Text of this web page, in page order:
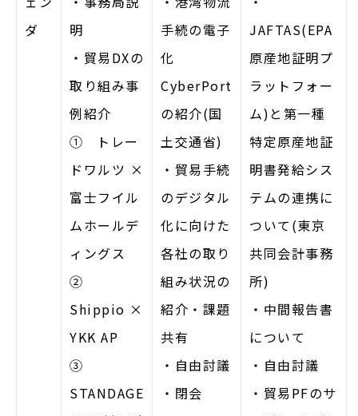
ダ
明
・貿易DXの
取り組み事
例紹介
① トレー
ドワルツ ×
富士フイル
ムホールデ
ィングス
②
Shippio ×
YKK AP
③
STANDAGE
手続の電子
化
CyberPort
の紹介(国
土交通省)
・貿易手続
のデジタル
化に向けた
各社の取り
組み状況の
紹介・課題
共有
・自由討議
・閉会
JAFTAS(EPA
原産地証明プ
ラットフォー
ム)と第一種
特定原産地証
明書発給シス
テムの連携に
ついて(東京
共同会計事務
所)
・中間報告書
について
・自由討議
・貿易PFのサ